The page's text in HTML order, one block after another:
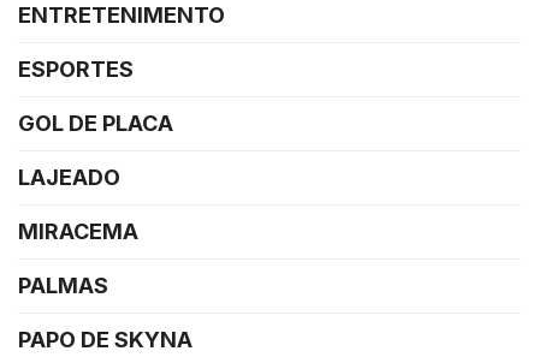
ENTRETENIMENTO
ESPORTES
GOL DE PLACA
LAJEADO
MIRACEMA
PALMAS
PAPO DE SKYNA